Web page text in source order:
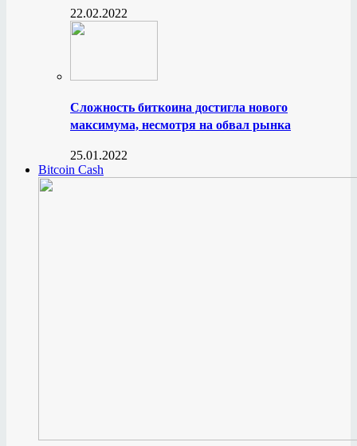
22.02.2022
Сложность биткоина достигла нового
максимума, несмотря на обвал рынка
25.01.2022
Bitcoin Cash